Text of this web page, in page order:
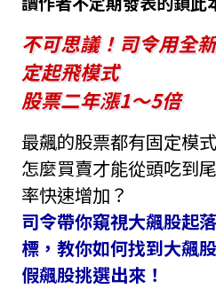
不可思議！司令用全
定起飛模式
股票二年漲1～5倍
最飆的股票都有固定模式
怎麼買賣才能從頭吃到
率快速增加？
司令帶你窺視大飆股起
標，教你如何找到大飆
假飆股挑選出來！